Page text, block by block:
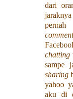
dari
chatting
sampe
sharing
yahoo
aku di